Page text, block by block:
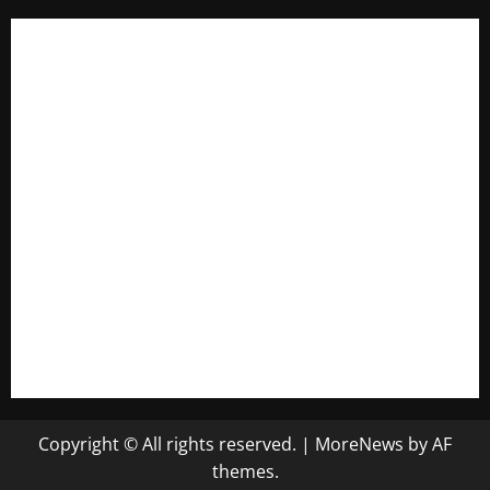
Copyright © All rights reserved. | MoreNews by AF
themes.